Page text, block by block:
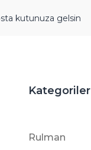
kutunuza gelsin
Kategoriler
Rulman